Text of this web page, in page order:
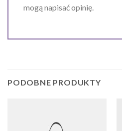
mogą napisać opinię.
PODOBNE PRODUKTY